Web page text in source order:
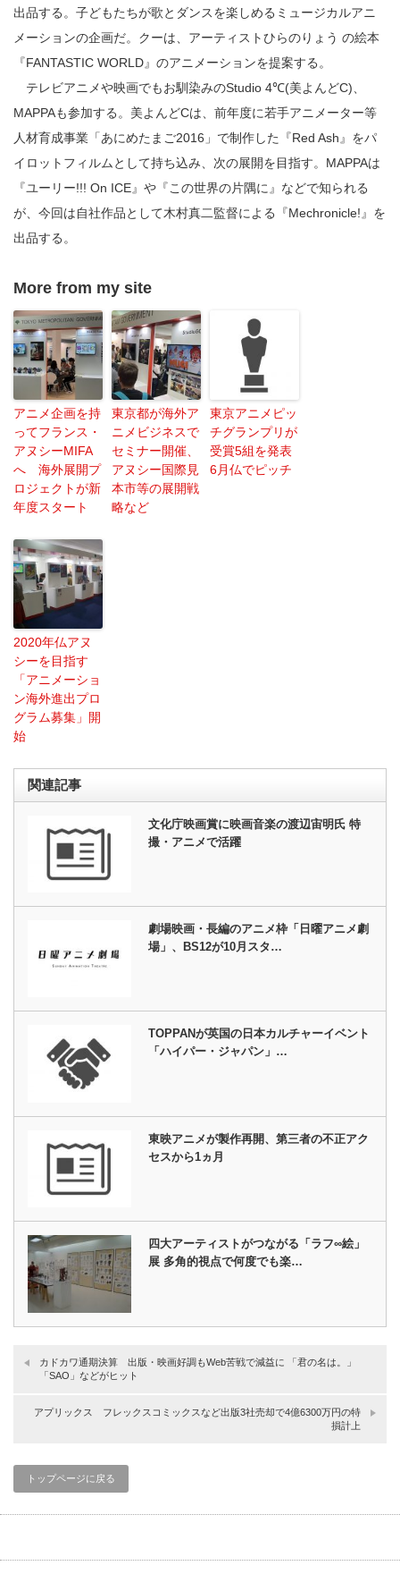
出品する。子どもたちが歌とダンスを楽しめるミュージカルアニ
メーションの企画だ。クーは、アーティストひらのりょう の絵本
『FANTASTIC WORLD』のアニメーションを提案する。
テレビアニメや映画でもお馴染みのStudio 4℃(美よんどC)、
MAPPAも参加する。美よんどCは、前年度に若手アニメーター等
人材育成事業「あにめたまご2016」で制作した『Red Ash』をパ
イロットフィルムとして持ち込み、次の展開を目指す。MAPPAは
『ユーリー!!! On ICE』や『この世界の片隅に』などで知られる
が、今回は自社作品として木村真二監督による『Mechronicle!』を
出品する。
More from my site
アニメ企画を持
ってフランス・
アヌシーMIFA
へ 海外展開プ
ロジェクトが新
年度スタート
東京都が海外ア
ニメビジネスで
セミナー開催、
アヌシー国際見
本市等の展開戦
略など
東京アニメピッ
チグランプリが
受賞5組を発表
6月仏でピッチ
2020年仏アヌ
シーを目指す
「アニメーショ
ン海外進出プロ
グラム募集」開
始
関連記事
文化庁映画賞に映画音楽の渡辺宙明氏 特
撮・アニメで活躍
劇場映画・長編のアニメ枠「日曜アニメ劇
場」、BS12が10月スタ…
TOPPANが英国の日本カルチャーイベント
「ハイパー・ジャパン」…
東映アニメが製作再開、第三者の不正アク
セスから1ヵ月
四大アーティストがつながる「ラフ∞絵」
展 多角的視点で何度でも楽…
カドカワ通期決算 出版・映画好調もWeb苦戦で減益に 「君の名は。」
「SAO」などがヒット
アプリックス フレックスコミックスなど出版3社売却で4億6300万円の特
損計上
トップページに戻る